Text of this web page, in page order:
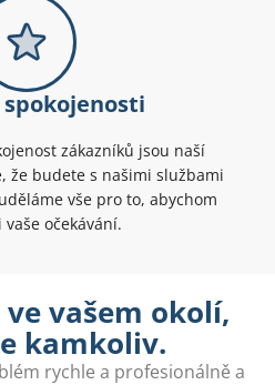
spokojenosti
zákazníků jsou naší
že budete s našimi službami
vše pro to, abychom
očekávání.
vašem okolí,
kamkoliv.
rychle a profesionálně a